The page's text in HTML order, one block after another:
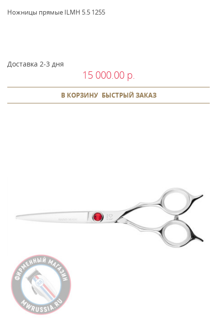
Ножницы прямые ILMH 5.5 1255
Доставка 2-3 дня
15 000.00 р.
В КОРЗИНУ БЫСТРЫЙ ЗАКАЗ